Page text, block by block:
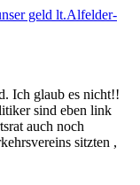
geld lt.Alfelder-
Ich glaub es nicht!!
sind eben link
auch noch
sitzten ,